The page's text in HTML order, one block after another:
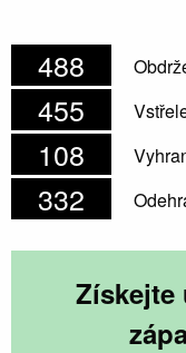
488
455
108
332
Získejte